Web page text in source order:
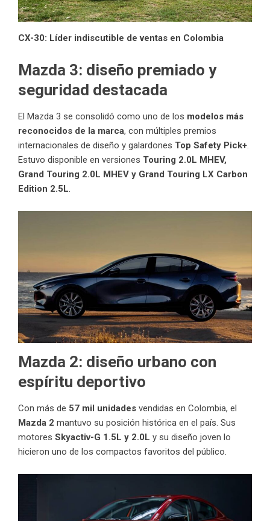
CX-30: Líder indiscutible de ventas en Colombia
Mazda 3: diseño premiado y
seguridad destacada
El Mazda 3 se consolidó como uno de los modelos más
reconocidos de la marca, con múltiples premios
internacionales de diseño y galardones Top Safety Pick+.
Estuvo disponible en versiones Touring 2.0L MHEV,
Grand Touring 2.0L MHEV y Grand Touring LX Carbon
Edition 2.5L.
Mazda 2: diseño urbano con
espíritu deportivo
Con más de 57 mil unidades vendidas en Colombia, el
Mazda 2 mantuvo su posición histórica en el país. Sus
motores Skyactiv-G 1.5L y 2.0L y su diseño joven lo
hicieron uno de los compactos favoritos del público.